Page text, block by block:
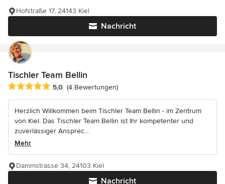
Nachricht
Hofstraße 17, 24143 Kiel
Tischler Team Bellin
Durchschnittliche Bewertung: 5 von 5 Sternen
5,0 (4 Bewertungen)
Herzlich Willkommen beim Tischler Team Bellin - im Zentrum
von Kiel. Das Tischler Team Bellin ist Ihr kompetenter und
zuverlässiger Ansprec...
Mehr
Nachricht
Dammstrasse 34, 24103 Kiel